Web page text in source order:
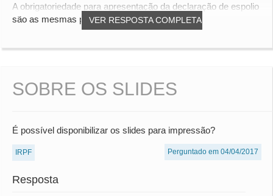
VER RESPOSTA COMPLETA
A obrigatoriedade para apresentação da declaração de espolio
são as mesmas para declaração de ajuste...
SOBRE OS SLIDES
É possível disponibilizar os slides para impressão?
IRPF Perguntado em 04/04/2017
Resposta